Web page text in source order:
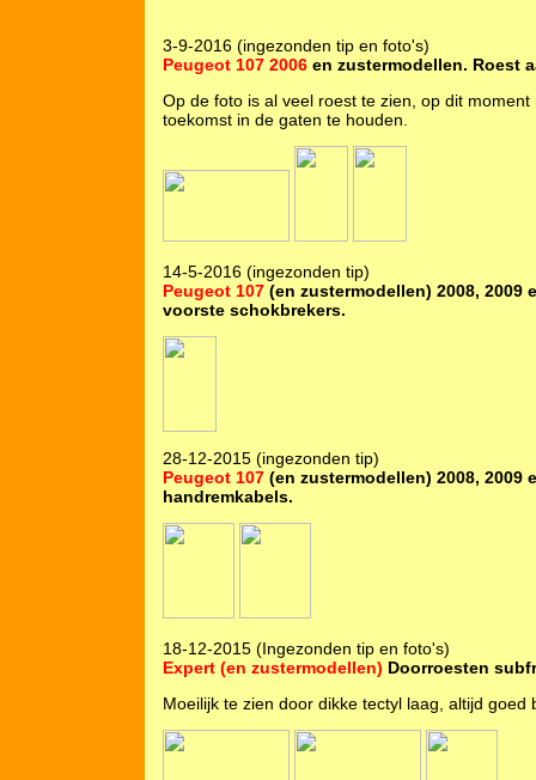
3-9-2016 (ingezonden tip en foto's)
Peugeot 107 2006 en zustermodellen. Roest
Op de foto is al veel roest te zien, op dit
toekomst in de gaten te houden.
14-5-2016 (ingezonden tip)
Peugeot 107 (en zustermodellen) 2008, 2009
voorste schokbrekers.
28-12-2015 (ingezonden tip)
Peugeot 107 (en zustermodellen) 2008, 2009
handremkabels.
18-12-2015 (Ingezonden tip en foto's)
Expert (en zustermodellen) Doorroesten
Moeilijk te zien door dikke tectyl laag, altijd goed